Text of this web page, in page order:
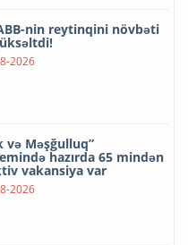
nin reytinqini növbəti
2026
və Məşğulluq”
hazırda 65 mindən
vakansiya var
2026